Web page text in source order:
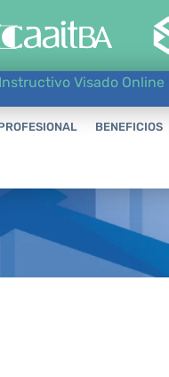
Instructivo Visado Online
BENEFICIOS